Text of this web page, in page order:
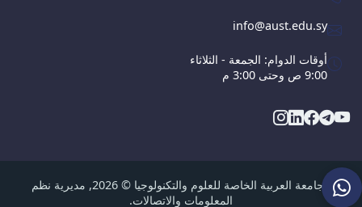
info@aust.edu.sy
أوقات الدوام: الجمعة - الثلاثاء
9:00 ص وحتى 3:00 م
الجامعة العربية الخاصة للعلوم والتكنولوجيا © 2026, مديرية نظم
المعلومات والاتصالات.